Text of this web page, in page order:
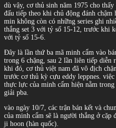
dù vậy, cơ thủ sinh năm 1975 cho
đấu tiếp theo khi chủ động đánh
min không còn có những series ghi
thắng set 3 với tỷ số 15-12, trước khi
với tỷ số 15-6.
Đây là lần thứ ba mã minh cẩm vào
trong 6 chặng, sau 2 lần liên tiếp diễn
khi đó, cơ thủ việt nam đã vô địch
trước cơ thủ kỳ cựu eddy leppnes.
thực lực của minh cẩm hiện nằm
giải pba.
vào ngày 10/7, các trận bán kết và
của minh cẩm sẽ là người thắng ở
ji hoon (hàn quốc).